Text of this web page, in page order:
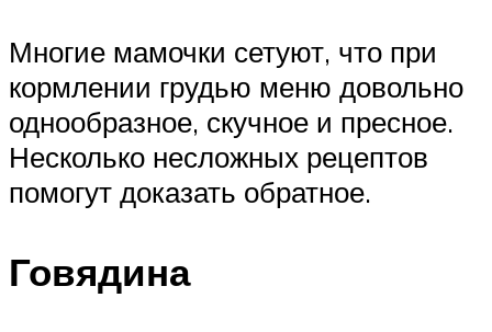
Многие мамочки сетуют, что при
кормлении грудью меню довольно
однообразное, скучное и пресное.
Несколько несложных рецептов
помогут доказать обратное.
Говядина